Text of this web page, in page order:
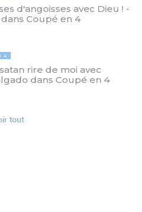
d'angoisses avec Dieu ! -
Coupé en 4
4
rire de moi avec
dans Coupé en 4
tout